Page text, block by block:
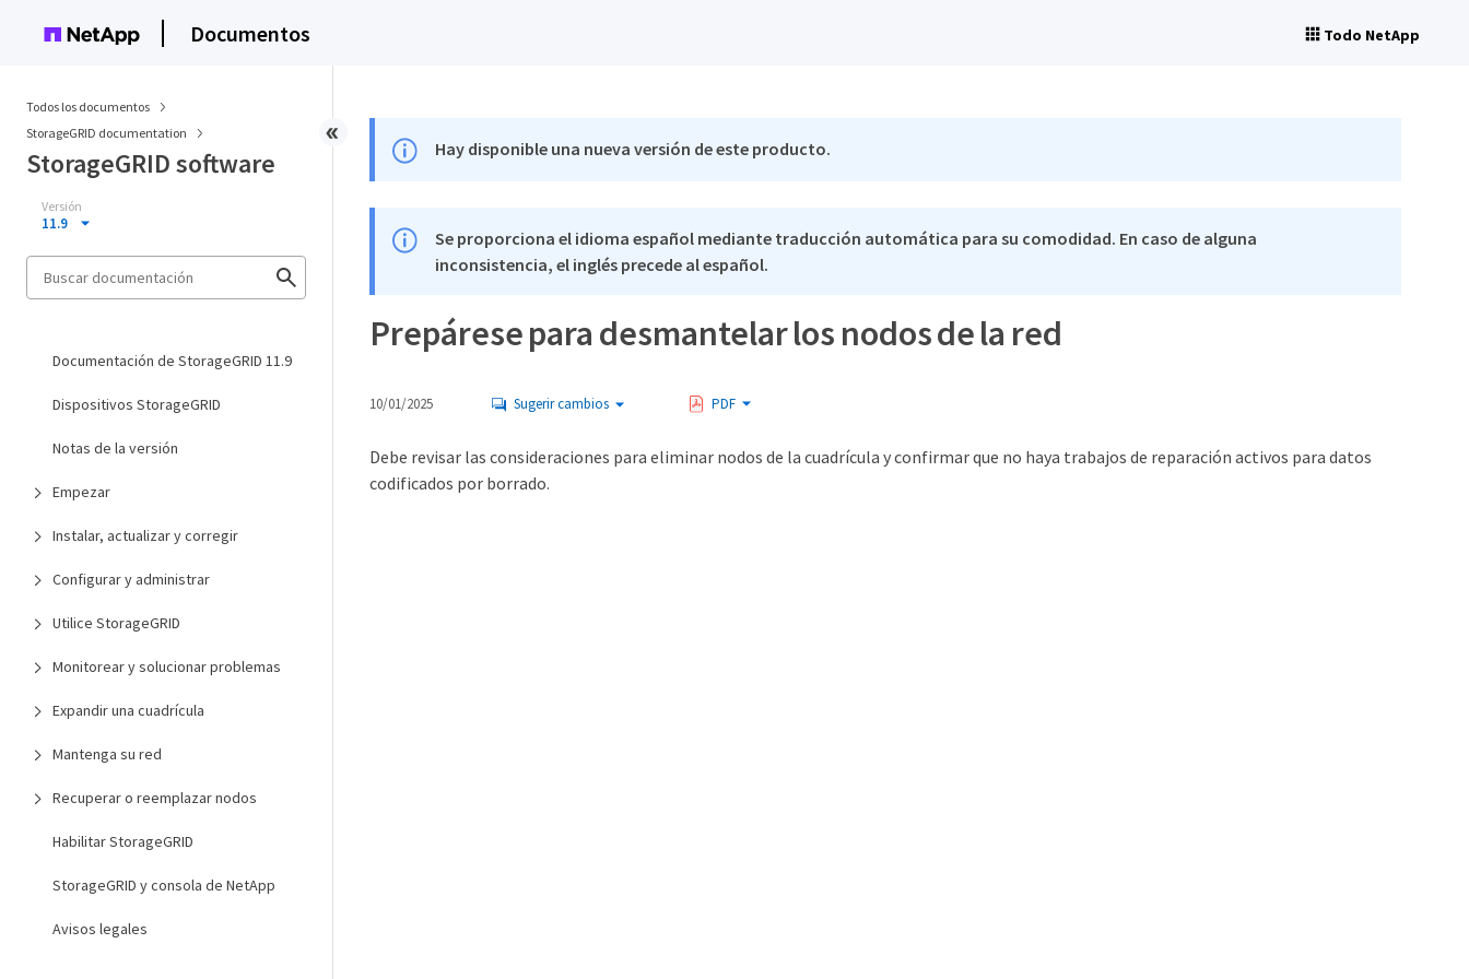
Documentos Todo NetApp
Todos los documentos
StorageGRID documentation
StorageGRID software
Versión
11.9
Documentación de StorageGRID 11.9
Dispositivos StorageGRID
Notas de la versión
Empezar
Instalar, actualizar y corregir
Configurar y administrar
Utilice StorageGRID
Monitorear y solucionar problemas
Expandir una cuadrícula
Mantenga su red
Recuperar o reemplazar nodos
Habilitar StorageGRID
StorageGRID y consola de NetApp
Avisos legales
Hay disponible una nueva versión de este producto.
Se proporciona el idioma español mediante traducción automática para su comodidad. En caso de alguna
inconsistencia, el inglés precede al español.
Prepárese para desmantelar los nodos de la red
10/01/2025 Sugerir cambios PDF
Debe revisar las consideraciones para eliminar nodos de la cuadrícula y confirmar que no haya trabajos de reparación activos para datos
codificados por borrado.